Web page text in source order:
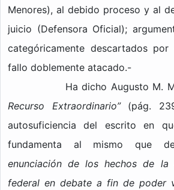
Menores), al debido proceso y al
juicio (Defensora Oficial);
categóricamente descartados
fallo doblemente atacado.-
Ha dicho Augusto M.
Recurso Extraordinario”(pág.
autosuficiencia del escrito en
fundamenta al mismo que
enunciación de los hechos de
federal en debate a fin de poder